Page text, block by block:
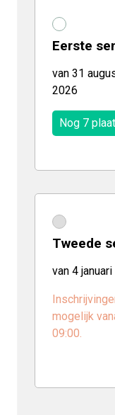
Eerste
van 31
2026
Nog 7
Tweede
van 4
mogelijk
09:00.